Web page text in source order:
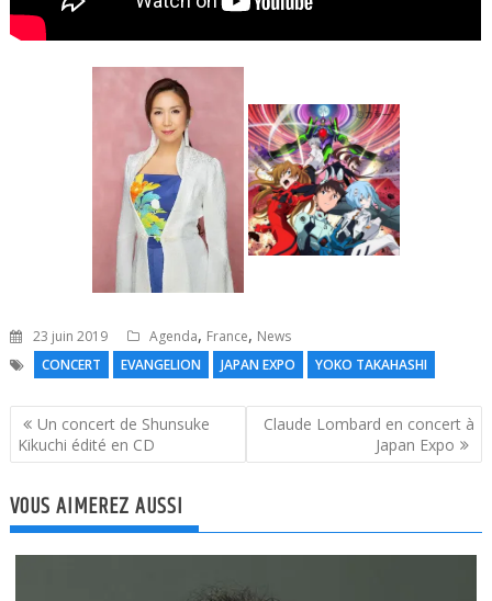
23 juin 2019 Agenda, France, News
CONCERT
EVANGELION JAPAN EXPO YOKO TAKAHASHI
Navigation
de
l’article
Un concert de Shunsuke
Kikuchi édité en CD
Claude Lombard en concert à
Japan Expo
VOUS AIMEREZ AUSSI